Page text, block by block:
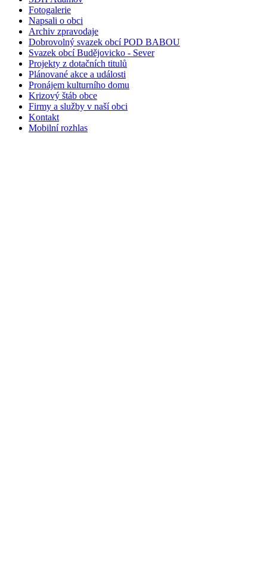
Fotogalerie
Napsali o obci
Archiv zpravodaje
Dobrovolný svazek obcí POD BABOU
Svazek obcí Budějovicko - Sever
Projekty z dotačních titulů
Plánované akce a události
Pronájem kulturního domu
Krizový štáb obce
Firmy a služby v naší obci
Kontakt
Mobilní rozhlas